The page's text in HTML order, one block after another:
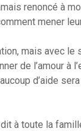
renoncé à
mener
mais avec
de l’amour à
d’aide
à toute la